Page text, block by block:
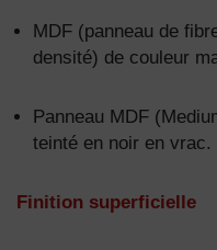
MDF (panneau de
densité) de couleur
Panneau MDF
teinté en noir en vrac.
Finition superficielle